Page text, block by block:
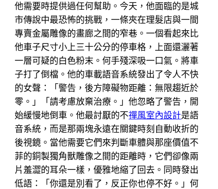
他需要時提供過任何幫助。今天，他面臨的是城
市傳說中最恐怖的挑戰，一條夾在理髮店與一間
專賣金屬雕像的畫廊之間的窄巷。一個看起來比
他車子尺寸小上三十公分的停車格，上面還灑著
一層可疑的白色粉末。何手殘深吸一口氣。將車
子打了倒檔。他的車載語音系統發出了令人不快
的女聲：「警告，後方障礙物距離：無限趨近於
零。」「請考慮放棄治療。」他忽略了警告，開
始緩慢地倒車。他最討厭的不禪風室內設計是語
音系統，而是那兩塊永遠在關鍵時刻自動收折的
後視鏡。當他需要它們來判斷車體與那座價值不
菲的銅製獨角獸雕像之間的距離時，它們卻像兩
片羞澀的耳朵一樣，優雅地縮了回去。同時發出
低語：「你還是別看了，反正你也停不好。」何